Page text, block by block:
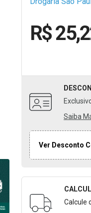
R$
Saiba
Ver Desconto
Formulário
Calcule